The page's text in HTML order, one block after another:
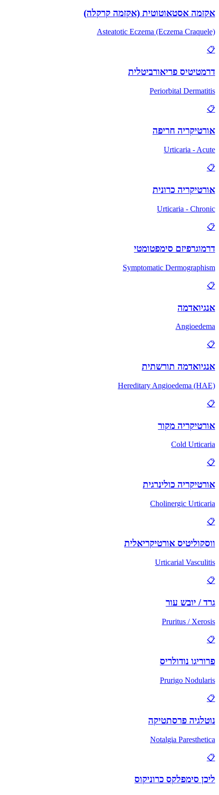
אקזמה אסטאוטוטית (אקזמה קרקלה)
Asteatotic Eczema (Eczema Craquele)
📋
דרמטיטיס פריאורביטלית
Periorbital Dermatitis
📋
אורטיקריה חריפה
Urticaria - Acute
📋
אורטיקריה כרונית
Urticaria - Chronic
📋
דרמוגרפיזם סימפטומטי
Symptomatic Dermographism
📋
אנגיואדמה
Angioedema
📋
אנגיואדמה תורשתית
Hereditary Angioedema (HAE)
📋
אורטיקריה מקור
Cold Urticaria
📋
אורטיקריה כולינרגית
Cholinergic Urticaria
📋
ווסקוליטיס אורטיקריאלית
Urticarial Vasculitis
📋
גרד / יובש עור
Pruritus / Xerosis
📋
פרוריגו נודולריס
Prurigo Nodularis
📋
נוטלגיה פרסתטיקה
Notalgia Paresthetica
📋
ליכן סימפלקס כרוניקוס